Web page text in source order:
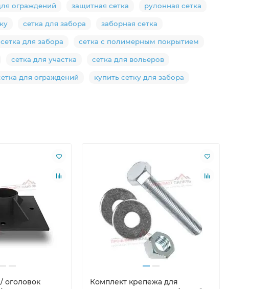
ограждений защитная сетка рулонная сетка
сетка для забора заборная сетка
для забора сетка с полимерным покрытием
сетка для участка сетка для вольеров
для ограждений купить сетку для забора
оголовок
Комплект крепежа для